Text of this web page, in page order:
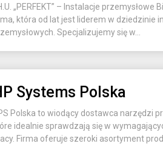
„PERFEKT” – Instalacje przemysłowe
która od lat jest liderem w dziedzinie
Specjalizujemy się w...
Systems Polska
Polska to wiodący dostawca narzędzi
idealnie sprawdzają się w
Firma oferuje szeroki asortyment